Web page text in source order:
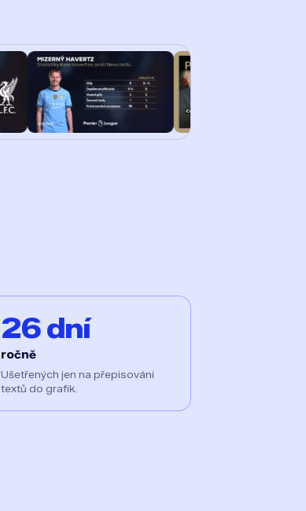
26 dní
ročně
Ušetřených jen na přepisování
textů do grafik.